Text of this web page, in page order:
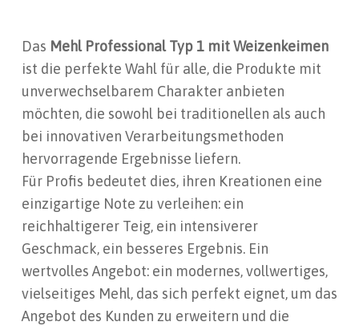
Das Mehl Professional Typ 1 mit Weizenkeimen
ist die perfekte Wahl für alle, die Produkte mit
unverwechselbarem Charakter anbieten
möchten, die sowohl bei traditionellen als auch
bei innovativen Verarbeitungsmethoden
hervorragende Ergebnisse liefern.
Für Profis bedeutet dies, ihren Kreationen eine
einzigartige Note zu verleihen: ein
reichhaltigerer Teig, ein intensiverer
Geschmack, ein besseres Ergebnis. Ein
wertvolles Angebot: ein modernes, vollwertiges,
vielseitiges Mehl, das sich perfekt eignet, um das
Angebot des Kunden zu erweitern und die